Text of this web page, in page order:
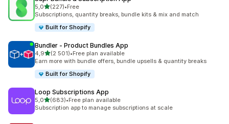
5,0av 5 stjerner
(227)
Totalt 227 omtaler
•Free
Subscriptions, quantity breaks, bundle kits & mix and match
Built for Shopify
Bundler ‑ Product Bundles App
4,9av 5 stjerner
(2 501)
Totalt 2501 omtaler
•Free plan available
Earn more with bundle offers, bundle upsells & quantity breaks
Built for Shopify
Loop Subscriptions App
5,0av 5 stjerner
(683)
Totalt 683 omtaler
•Free plan available
Subscription app to manage subscriptions at scale